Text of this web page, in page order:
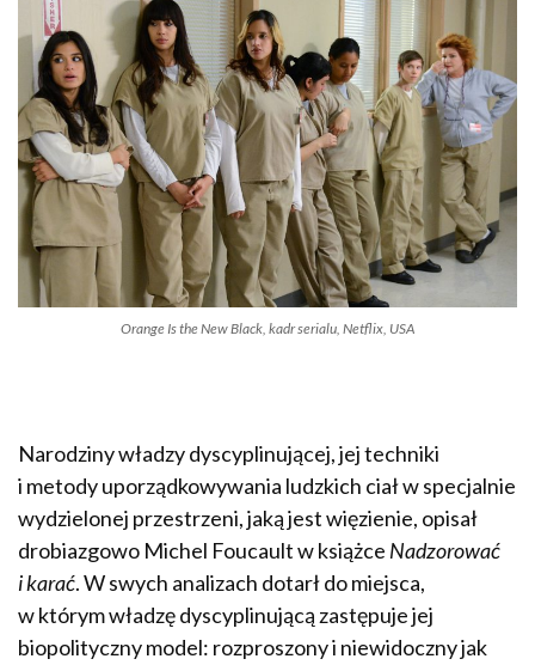
Orange Is the New Black , kadr serialu, Netflix, USA
Narodziny władzy dyscyplinującej, jej techniki
i metody uporządkowywania ludzkich ciał w specjalnie
wydzielonej przestrzeni, jaką jest więzienie, opisał
drobiazgowo Michel Foucault w książce Nadzorować
i karać. W swych analizach dotarł do miejsca,
w którym władzę dyscyplinującą zastępuje jej
biopolityczny model: rozproszony i niewidoczny jak